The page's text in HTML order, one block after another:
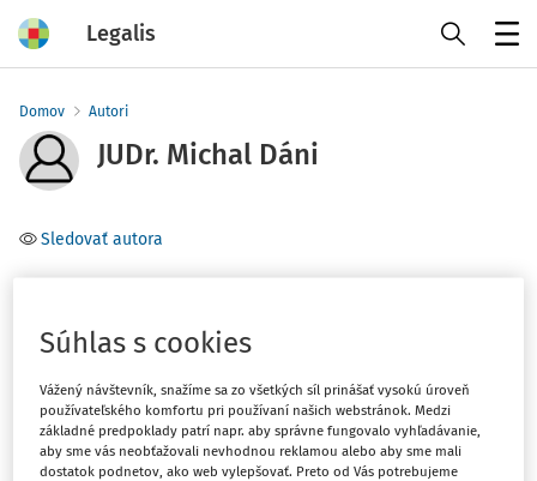
Legalis
Domov Autori
JUDr. Michal Dáni
Sledovať autora
Občianske právo
Filter
Súhlas s cookies
Vážený návštevník, snažíme sa zo všetkých síl prinášať vysokú úroveň
používateľského komfortu pri používaní našich webstránok. Medzi
základné predpoklady patrí napr. aby správne fungovalo vyhľadávanie,
aby sme vás neobťažovali nevhodnou reklamou alebo aby sme mali
dostatok podnetov, ako web vylepšovať. Preto od Vás potrebujeme